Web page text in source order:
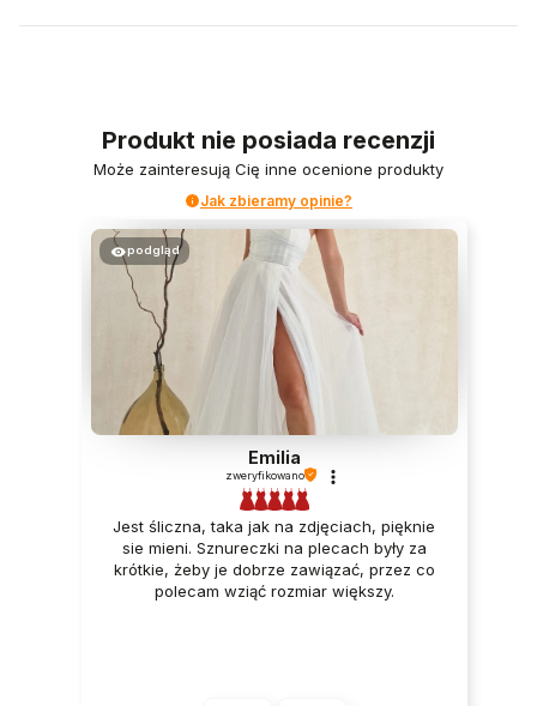
Produkt nie posiada recenzji
Może zainteresują Cię inne ocenione produkty
Jak zbieramy opinie?
podgląd
Emilia
zweryfikowano
Jest śliczna, taka jak na zdjęciach, pięknie
sie mieni. Sznureczki na plecach były za
krótkie, żeby je dobrze zawiązać, przez co
polecam wziąć rozmiar większy.